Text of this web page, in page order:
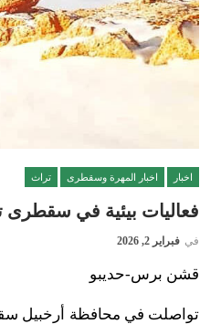
اخبار اخبار المهرة وسقطرى تراث
فعاليات بيئية في سقطرى
في فبراير 2, 2026
قشن برس-حديبو
تواصلت في محافظة أرخبيل